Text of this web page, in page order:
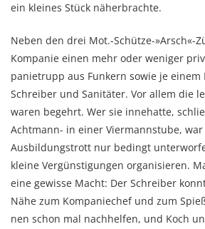
ein kleines Stück näher­brachte.
Neben den drei Mot.-Schütze-»Arsch«-
Kompanie einen mehr oder weni­ger
panietrupp aus Funkern sowie je einem
Schreiber und Sanitäter. Vor allem die
waren begehrt. Wer sie innehatte,
Achtmann- in einer Viermannstube, war
Ausbildungstrott nur bedingt
kleine Vergünstigungen organisieren.
eine ge­wisse Macht: Der Schreiber
Nähe zum Kompaniechef und zum
nen schon mal nachhelfen, und Koch